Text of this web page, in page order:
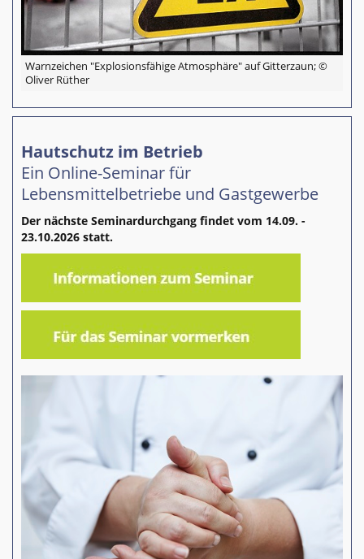
Warnzeichen "Explosionsfähige Atmosphäre" auf Gitterzaun; ©
Oliver Rüther
Hautschutz im Betrieb
Ein Online-Seminar für
Lebensmittelbetriebe und Gastgewerbe
Der nächste Seminardurchgang findet vom 14.09. -
23.10.2026 statt.